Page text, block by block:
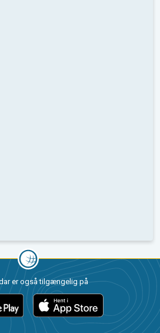
er også tilgængelig på